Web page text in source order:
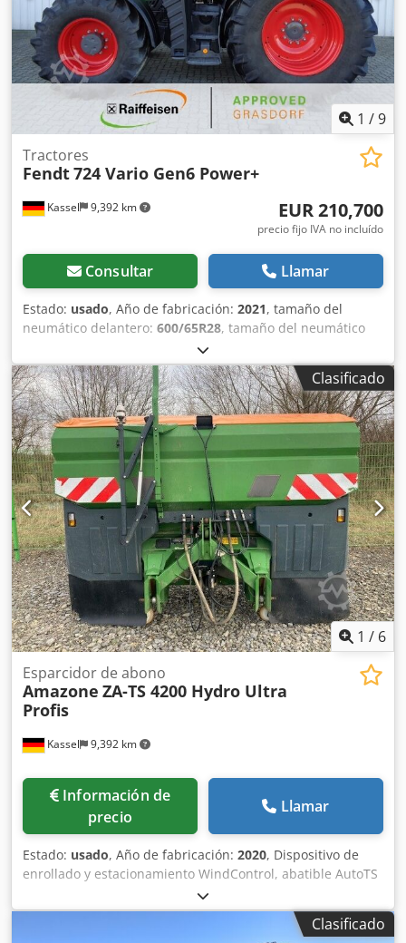
1 /9
Kassel 9,392 km
Tractores
Fendt724 Vario Gen6 Power+
EUR 210,700
precio fijo IVA no incluído
Consultar Llamar
Estado: usado, Año de fabricación: 2021, tamaño del
neumático delantero: 600/65R28, tamaño del neumático
, Equipamiento:
comprimido,
Clasificado
1 / 6
Kassel 9,392 km
Esparcidor de abono
Amazone ZA-TS 4200 Hydro Ultra
Profis
Información de
precio
Llamar
Estado: usado, Año de fabricación: 2020, Dispositivo de
enrollado y estacionamiento WindControl, abatible AutoTS
en ambos lados / Barrera de protección de tubos en L
Sensor de inclinación para sistema de pesaje FlowCheck
Alfombrillas EasyCheck, 16 unidades / pieza Guardabarros
Clasificado